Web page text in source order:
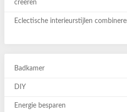
creëren
Eclectische interieurstijlen
Badkamer
DIY
Energie besparen